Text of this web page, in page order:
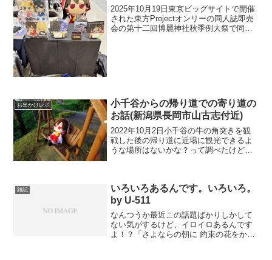
2025年10月19日東京ビッグサイトで開催
された東方Projectオンリーの同人誌即売
会の第十二回博麗神社秋季例大祭で同人
お出かけレポ
小千谷からの帰り道での寄り道の
お話(新潟県長岡市山古志付近)
2022年10月2日小千谷の牛の角突きを観
戦した後の帰り道に近場に観光できるよ
うな場所はないかな？って調べたけど山
した。朝霧の...
雑記
いろいろあるんです。いろいろ。
by U-511
なんつうか最近この話題ばかりしかして
ない気がするけど、イロイロあるんです
よ！？「さよならの朝に 約束の花をかざ